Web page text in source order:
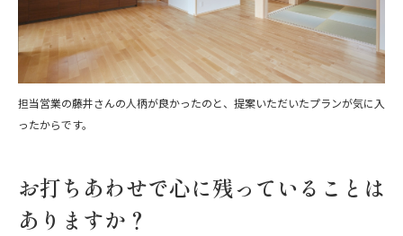
担当営業の藤井さんの人柄が良かったのと、提案いただいたプランが気に入
ったからです。
お打ちあわせで心に残っていることは
ありますか？